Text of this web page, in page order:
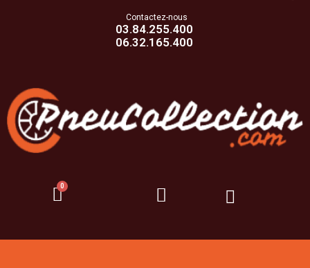
Contactez-nous
03.84.255.400
06.32.165.400